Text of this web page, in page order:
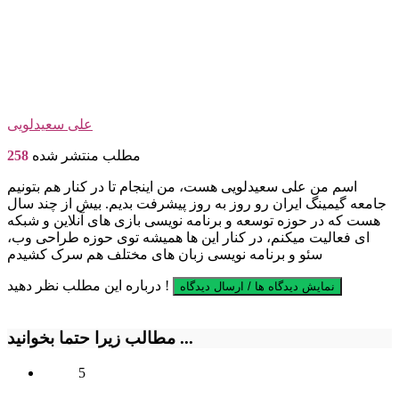
علی سعیدلویی
258 مطلب منتشر شده
اسم من علی سعیدلویی هست، من اینجام تا در کنار هم بتونیم
جامعه گیمینگ ایران رو روز به روز پیشرفت بدیم. بیش از چند سال
هست که در حوزه توسعه و برنامه نویسی بازی های آنلاین و شبکه
ای فعالیت میکنم، در کنار این ها همیشه توی حوزه طراحی وب،
سئو و برنامه نویسی زبان های مختلف هم سرک کشیدم
درباره این مطلب نظر دهید ! نمایش دیدگاه ها / ارسال دیدگاه
مطالب زیرا حتما بخوانید ...
5